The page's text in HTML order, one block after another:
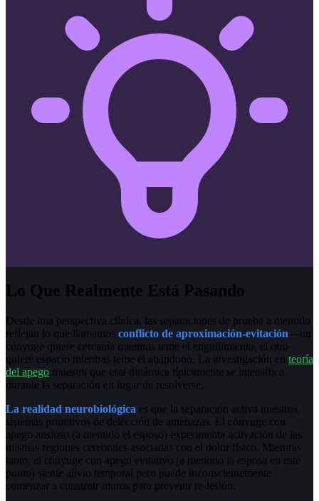
Lo Que Realmente Está Pasando
Desde una perspectiva clínica, las separaciones de prueba a menudo
reflejan lo que llamamos conflicto de aproximación-evitación—un
cónyuge quiere cercanía mientras teme el engullimiento, el otro
quiere espacio mientras teme el abandono. La investigación en teoría
del apego muestra que esta dinámica típicamente se intensifica
durante la separación en lugar de resolverse.
La realidad neurobiológica es que la separación activa nuestros
sistemas primitivos de detección de amenazas. El cónyuge con
apego ansioso (a menudo el esposo) experimenta activación de las
mismas regiones cerebrales asociadas con el dolor físico. Mientras
tanto, el cónyuge con apego evitativo (a menudo la esposa en este
punto) siente alivio temporal pero puede inconscientemente
comenzar a construir muros para prevenir re-lesión.